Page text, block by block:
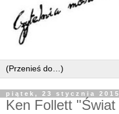
piątek, 23 stycznia 2015
Ken Follett